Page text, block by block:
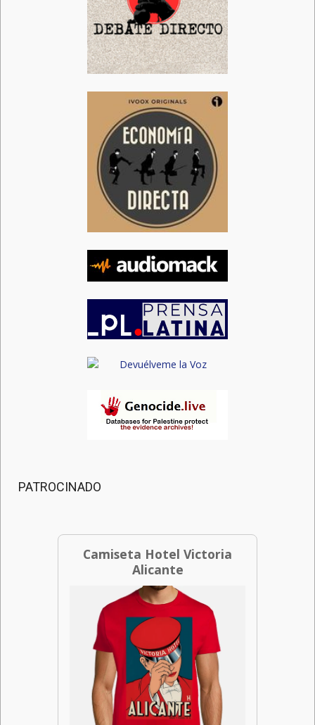
PATROCINADO
Camiseta Hotel Victoria
Alicante